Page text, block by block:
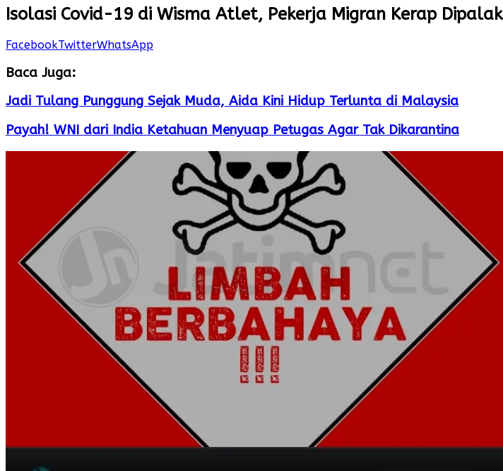
Isolasi Covid-19 di Wisma Atlet, Pekerja Migran Kerap Dipalak
FacebookTwitterWhatsApp
Baca Juga:
Jadi Tulang Punggung Sejak Muda, Aida Kini Hidup Terlunta di Malaysia
Payah! WNI dari India Ketahuan Menyuap Petugas Agar Tak Dikarantina